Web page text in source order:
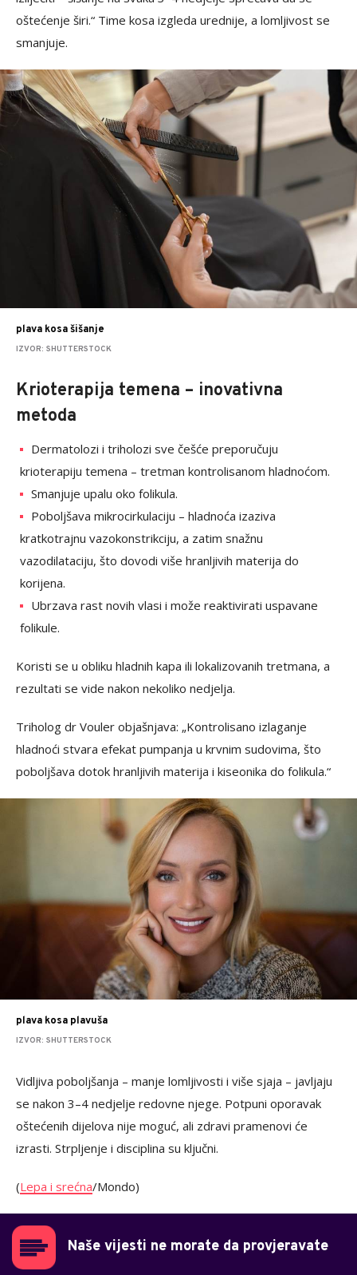
oštećenje širi.“ Time kosa izgleda urednije, a lomljivost se
smanjuje.
plava kosa šišanje
IZVOR: SHUTTERSTOCK
Krioterapija temena – inovativna
metoda
Dermatolozi i triholozi sve češće preporučuju
krioterapiju temena – tretman kontrolisanom hladnoćom.
Smanjuje upalu oko folikula.
Poboljšava mikrocirkulaciju – hladnoća izaziva
kratkotrajnu vazokonstrikciju, a zatim snažnu
vazodilataciju, što dovodi više hranljivih materija do
korijena.
Ubrzava rast novih vlasi i može reaktivirati uspavane
folikule.
Koristi se u obliku hladnih kapa ili lokalizovanih tretmana, a
rezultati se vide nakon nekoliko nedjelja.
Triholog dr Vouler objašnjava: „Kontrolisano izlaganje
hladnoći stvara efekat pumpanja u krvnim sudovima, što
poboljšava dotok hranljivih materija i kiseonika do folikula.“
plava kosa plavuša
IZVOR: SHUTTERSTOCK
Vidljiva poboljšanja – manje lomljivosti i više sjaja – javljaju
se nakon 3–4 nedjelje redovne njege. Potpuni oporavak
oštećenih dijelova nije moguć, ali zdravi pramenovi će
izrasti. Strpljenje i disciplina su ključni.
(Lepa i srećna/Mondo)
Naše vijesti ne morate da provjeravate